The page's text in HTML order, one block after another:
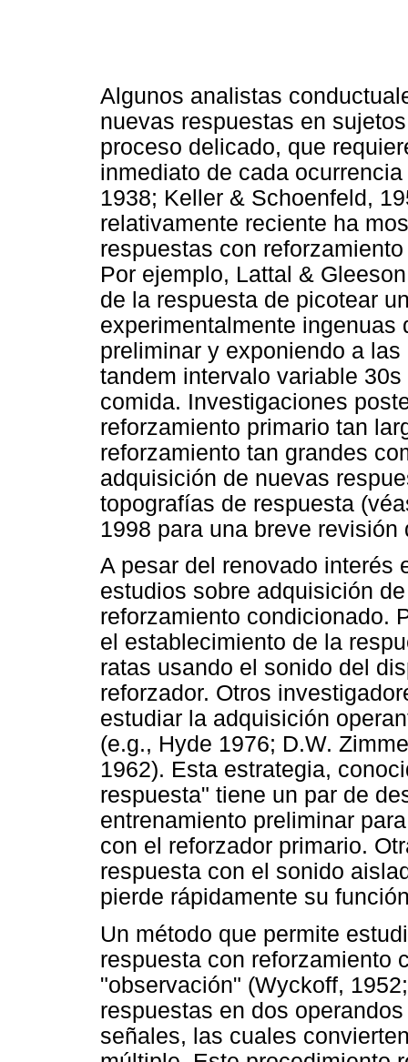
Algunos analistas
nuevas respuestas en
proceso delicado, que
inmediato de cada
1938; Keller & Schoenfeld,
relativamente reciente ha
respuestas con
Por ejemplo, Lattal &
de la respuesta de picotear
experimentalmente ingenuas
preliminar y exponiendo a
tandem intervalo variable
comida. Investigaciones
reforzamiento primario tan
reforzamiento tan grandes
adquisición de nuevas
topografías de respuesta
1998 para una breve revisión
A pesar del renovado interés
estudios sobre adquisición
reforzamiento condicionado.
el establecimiento de la
ratas usando el sonido del
reforzador. Otros
estudiar la adquisición
(e.g., Hyde 1976; D.W.
1962). Esta estrategia,
respuesta" tiene un par de
entrenamiento preliminar
con el reforzador primario.
respuesta con el sonido
pierde rápidamente su
Un método que permite
respuesta con reforzamiento
"observación" (Wyckoff,
respuestas en dos
señales, las cuales